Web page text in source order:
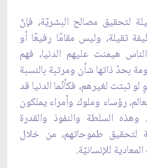
لتحقيق مصالح البشريّة، فإنّ
ثقيلة، وليس مقامًا رفيعًا أو
هيمنت عليهم الدنيا، فهم
بحدّ ذاتها شأن ومرتبة بالنسبة
لو ثبتت لغيرهم، فكأنّما الدنيا قد
رؤساء وملوك وأمراء يملكون
وهذه السلطة والنفوذ والقدرة
لتحقيق طموحاتهم، من خلال
للإنسانيّة.